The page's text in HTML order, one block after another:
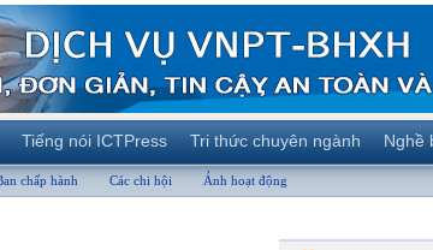
Tiếng nói ICTPress Tri thức chuyên ngành Nghề
chấp hành Các chi hội Ảnh hoạt động